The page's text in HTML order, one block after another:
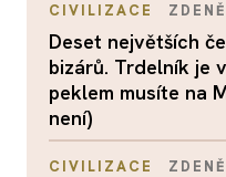
CIVILIZACE
Deset největších
bizárů. Trdelník je
peklem musíte na
není)
CIVILIZACE